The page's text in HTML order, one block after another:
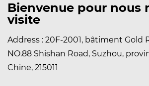
Bienvenue pour nous
visite
Address : 20F-2001, bâtiment Gold
NO.88 Shishan Road, Suzhou,
Chine, 215011